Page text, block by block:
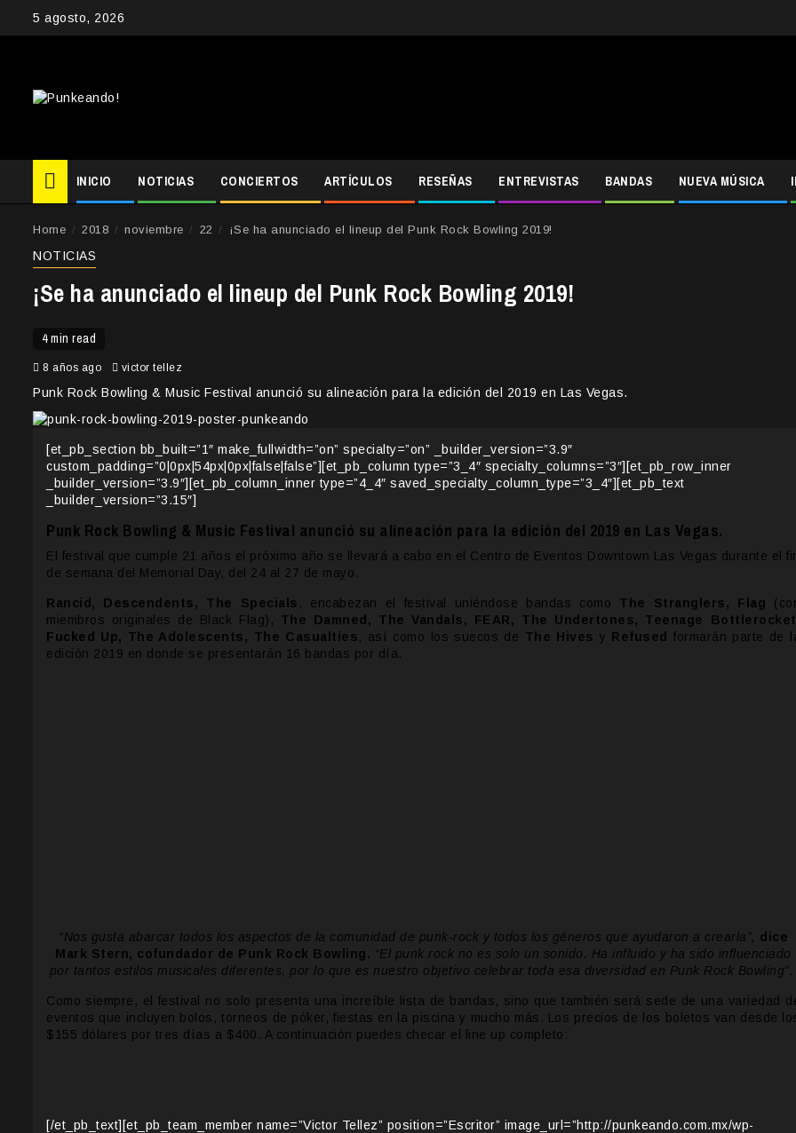
5 agosto, 2026
INICIO NOTICIAS CONCIERTOS ARTÍCULOS RESEÑAS ENTREVISTAS BANDAS NUEVA MÚSICA
Home 2018 noviembre 22 ¡Se ha anunciado el lineup del Punk Rock Bowling 2019!
NOTICIAS
¡Se ha anunciado el lineup del Punk Rock Bowling 2019!
4 min read
8 años ago victor tellez
Punk Rock Bowling & Music Festival anunció su alineación para la edición del 2019 en Las Vegas.
[et_pb_section bb_built=”1″ make_fullwidth=”on” specialty=”on” _builder_version=”3.9″
custom_padding=”0|0px|54px|0px|false|false”][et_pb_column type=”3_4″ specialty_columns=”3″][et_pb_row_inner
_builder_version=”3.9″][et_pb_column_inner type=”4_4″ saved_specialty_column_type=”3_4″][et_pb_text
_builder_version=”3.15″]
Punk Rock Bowling & Music Festival anunció su alineación para la edición del 2019 en Las Vegas.
El festival que cumple 21 años el próximo año se llevará a cabo en el Centro de Eventos Downtown Las Vegas durante el
de semana del Memorial Day, del 24 al 27 de mayo.
Rancid, Descendents, The Specials , encabezan el festival uniéndose bandas como The Stranglers, Flag
miembros originales de Black Flag), The Damned, The Vandals, FEAR, The Undertones, Teenage
Fucked Up, The Adolescents, The Casualties, así como los suecos de The Hives y Refused
formarán parte de
edición 2019 en donde se presentarán 16 bandas por día.
“Nos gusta abarcar todos los aspectos de la comunidad de punk-rock y todos los géneros que ayudaron a crearla”, dice
Mark Stern, cofundador de Punk Rock Bowling. “El punk rock no es solo un sonido. Ha influido y ha sido influenciado
por tantos estilos musicales diferentes, por lo que es nuestro objetivo celebrar toda esa diversidad en Punk Rock Bowling”.
Como siempre, el festival no solo presenta una increíble lista de bandas, sino que también será sede de una variedad
eventos que incluyen bolos, torneos de póker, fiestas en la piscina y mucho más. Los precios de los boletos van desde
$155 dólares por tres días a $400. A continuación puedes checar el line up completo:
[/et_pb_text][et_pb_team_member name=”Victor Tellez” position=”Escritor” image_url=”http://punkeando.com.mx/wp-